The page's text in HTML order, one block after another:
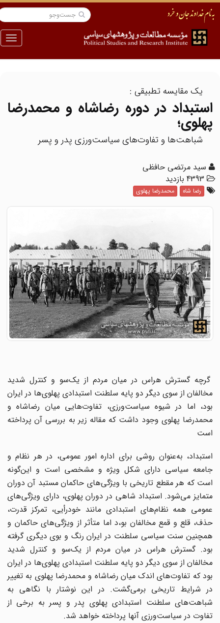
منو
یک مقایسه تطبیقی :
استبداد در دوره رضاشاه و محمدرضا
پهلوی؛
شباهت‌ها و تفاوت‌های سیاست‌ورزی پدر و پسر
سید مرتضی حافظی
4393 بازدید
رضا شاه محمدرضا پهلوی
گرچه گسترش هراس در میان مردم از یک‌سو و کنترل شدید
مخالفان از سوی دیگر دو پایه سلطنت استبدادی پهلوی‌ها در ایران
بود، اما در شیوه سیاست‌ورزی، تفاوت‌هایی میان رضاشاه و
محمدرضا پهلوی وجود داشت که مقاله زیر به بررسی آن پرداخته
است
استبداد،‌ به‌عنوان روشی برای اداره امور عمومی،‌ در هر نظام و
جامعه سیاسی دارای شکل ویژه و مشخصی است و این‌گونه
است که هر مقطع تاریخی با ویژگی‌های حاکمان مستبد آن دوران
متمایز می‌شود. استبداد شاهی در دوران پهلوی،‌ دارای ویژگی‌های
عمومی همه نظام‌های استبدادی مانند خودرأیی،‌ تمرکز قدرت،‌
حذف، قلع و قمع مخالفان بو،د اما متأثر از ویژگی‌های حاکمان و
همچنین سنت سیاسی سلطنت در ایران رنگ و بوی دیگری گرفته
بود. گسترش هراس در میان مردم از یک‌سو و کنترل شدید
مخالفان از سوی دیگر دو پایه سلطنت استبدادی پهلوی‌ها در ایران
بود که تفاوت‌های اندک میان رضاشاه و محمدرضا پهلوی به تغییر
در شرایط تاریخی برمی‌گشت. در این نوشتار با نگاهی به
شباهت‌های سلطنت استبدادی پهلوی پدر و پسر به برخی از
تفاوت در سیاست‌ورزی آنها پرداخته خواهد شد.